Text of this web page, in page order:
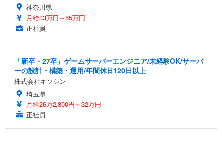
神奈川県
月給33万円～55万円
正社員
「新卒・27卒」ゲームサーバーエンジニア/未経験OK/サーバ
ーの設計・構築・運用/年間休日120日以上
株式会社キソシン
埼玉県
月給26万2,800円～32万円
正社員